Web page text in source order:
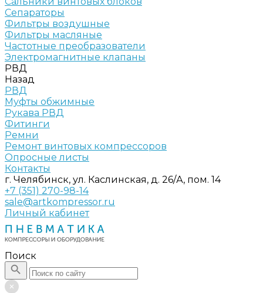
Сепараторы
Фильтры воздушные
Фильтры масляные
Частотные преобразователи
Электромагнитные клапаны
РВД
Назад
РВД
Муфты обжимные
Рукава РВД
Фитинги
Ремни
Ремонт винтовых компрессоров
Опросные листы
Контакты
г. Челябинск, ул. Каслинская, д. 26/А, пом. 14
+7 (351) 270-98-14
sale@artkompressor.ru
Личный кабинет
Поиск